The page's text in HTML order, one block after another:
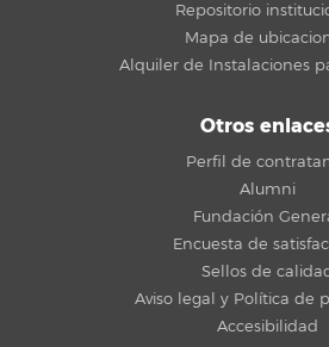
Repositorio
Mapa de
Alquiler de Instalaciones
Otros
Perfil de
Alumni
Fundación
Encuesta de
Sellos de
Aviso legal y Política de
Accesibilidad